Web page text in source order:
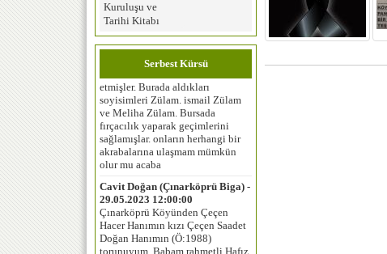
Kuruluşu ve
Tarihi Kitabı
Serbest Kürsü
duygu ceylan erdoğan (istanbul) -
05.02.2024 12:00:00
Merhaba, benim anneannem
dedemle evlenip 1950 yılında
Selvievo‘dan Bursaya göç
etmişler. Burada aldıkları
soyisimleri Zülam. ismail Zülam
ve Meliha Zülam. Bursada
fırçacılık yaparak geçimlerini
sağlamışlar. onların herhangi bir
akrabalarına ulaşmam mümkün
olur mu acaba
29.05.2023 12:00:00
Çınarköprü Köyünden Çeçen
Hacer Hanımın kızı Çeçen Saadet
Doğan Hanımın (Ö:1988)
torunuyum. Babam rahmetli Hafız